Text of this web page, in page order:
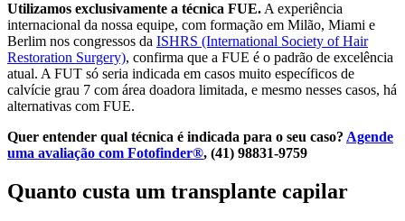
Utilizamos exclusivamente a técnica FUE. A experiência
internacional da nossa equipe, com formação em Milão, Miami e
Berlim nos congressos da ISHRS (International Society of Hair
Restoration Surgery), confirma que a FUE é o padrão de excelência
atual. A FUT só seria indicada em casos muito específicos de
calvície grau 7 com área doadora limitada, e mesmo nesses casos, há
alternativas com FUE.
Quer entender qual técnica é indicada para o seu caso? Agende
uma avaliação com Fotofinder®, (41) 98831-9759
Quanto custa um transplante capilar